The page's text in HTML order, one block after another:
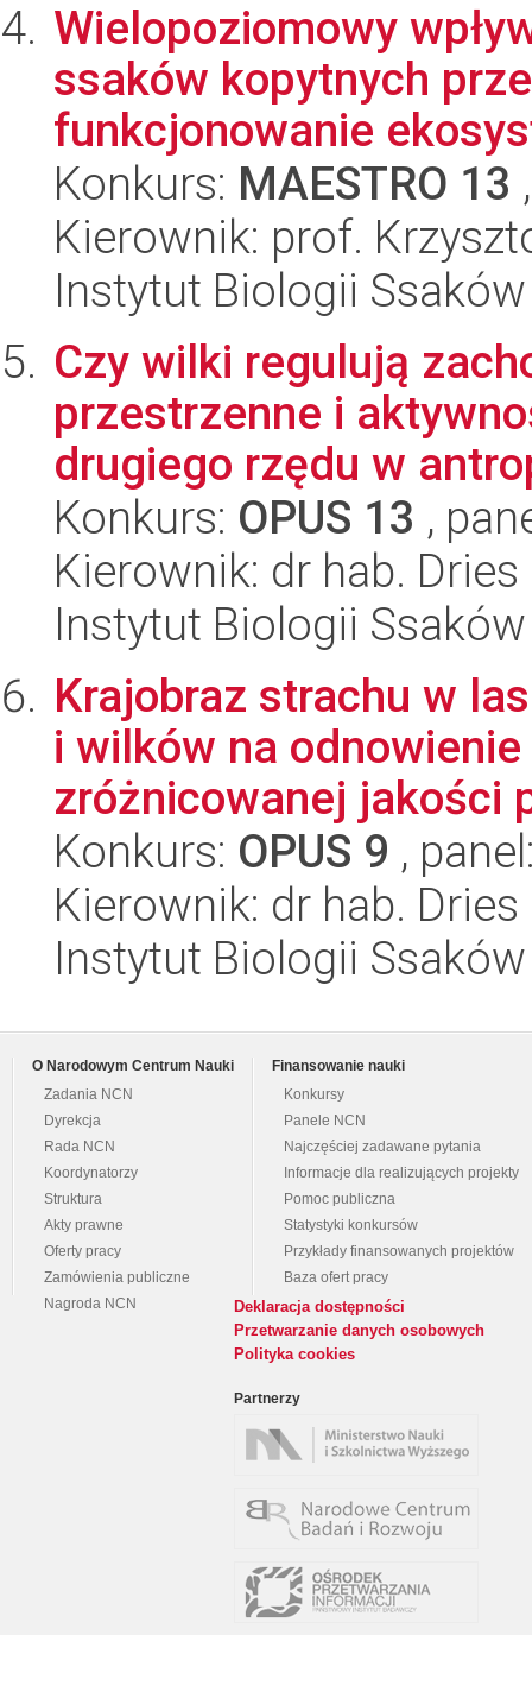
Wielopoziomowy
ssaków kopytnych
funkcjonowanie
Konkurs: MAESTRO 13
Kierownik: prof.
Instytut Biologii Ssaków
Czy wilki regulują
przestrzenne i
drugiego rzędu w
Konkurs: OPUS 13 ,
Kierownik: dr hab.
Instytut Biologii Ssaków
Krajobraz strachu w
i wilków na
zróżnicowanej jakości
Konkurs: OPUS 9 ,
Kierownik: dr hab.
Instytut Biologii Ssaków
O Narodowym Centrum Nauki
Zadania NCN
Dyrekcja
Rada NCN
Koordynatorzy
Struktura
Akty prawne
Oferty pracy
Zamówienia publiczne
Nagroda NCN
Finansowanie nauki
Konkursy
Panele NCN
Najczęściej zadawane pytania
Informacje dla realizujących projekty
Pomoc publiczna
Statystyki konkursów
Przykłady finansowanych projektów
Baza ofert pracy
Deklaracja dostępności
Przetwarzanie danych osobowych
Polityka cookies
Partnerzy